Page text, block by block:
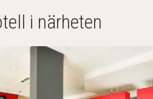
i närheten